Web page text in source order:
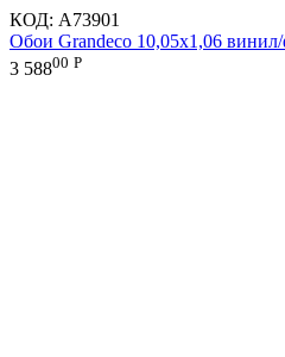
КОД: A73901
Обои Grandeco 10,05х1,06
3 58800 Р